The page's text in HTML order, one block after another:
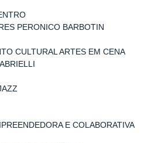
PERONICO BARBOTIN
CULTURAL ARTES EM CENA
E COLABORATIVA